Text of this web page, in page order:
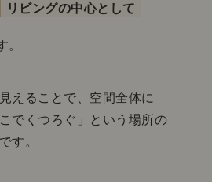
リビングの中心として
。
えることで、空間全体に
でくつろぐ」という場所の
す。